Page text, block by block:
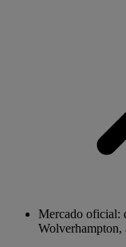
Mercado oficial:
Wolverhampton,